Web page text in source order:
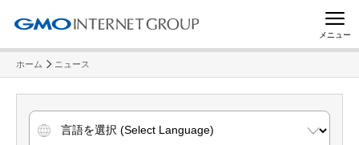
メニュー
ホーム ニュース